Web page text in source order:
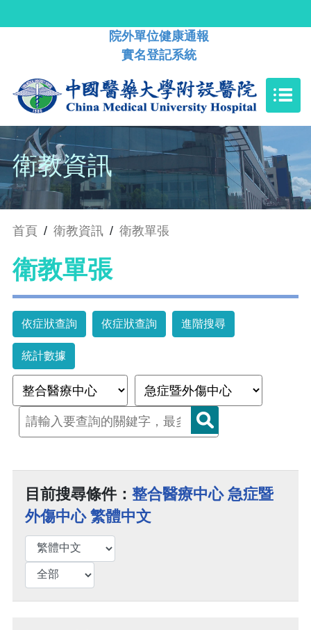
院外單位健康通報
實名登記系統
衛教資訊
首頁 / 衛教資訊 / 衛教單張
衛教單張
依症狀查詢 依症狀查詢 進階搜尋
統計數據
目前搜尋條件： 整合醫療中心 急症暨
外傷中心 繁體中文